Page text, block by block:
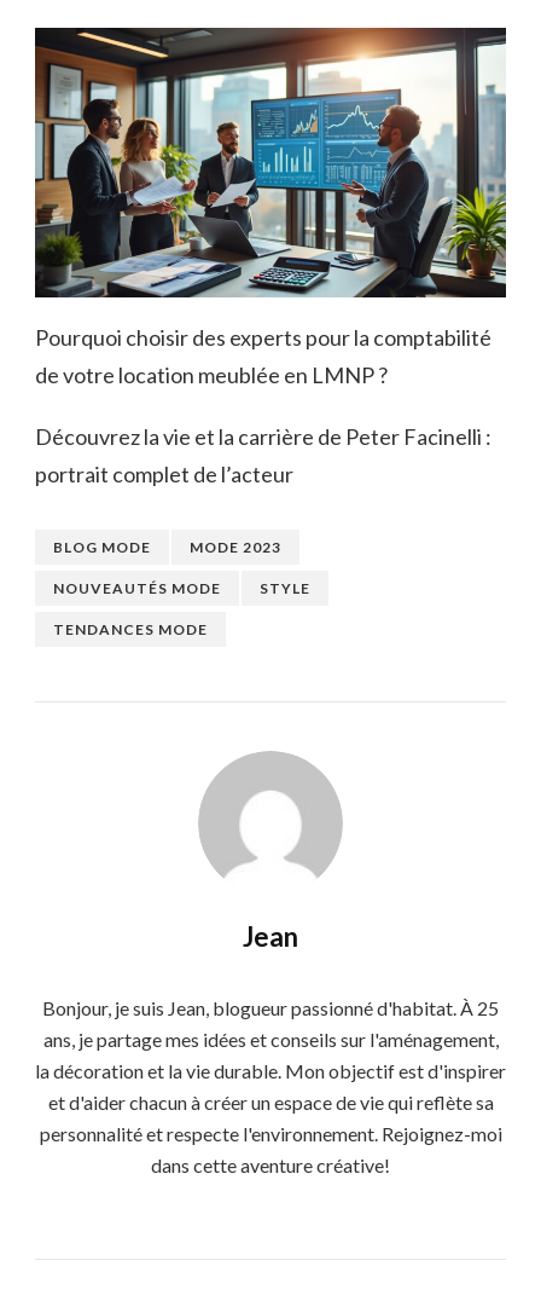
Pourquoi choisir des experts pour la comptabilité
de votre location meublée en LMNP ?
Découvrez la vie et la carrière de Peter Facinelli :
portrait complet de l’acteur
BLOG MODE MODE 2023
NOUVEAUTÉS MODE STYLE
TENDANCES MODE
Jean
Bonjour, je suis Jean, blogueur passionné d'habitat. À 25
ans, je partage mes idées et conseils sur l'aménagement,
la décoration et la vie durable. Mon objectif est d'inspirer
et d'aider chacun à créer un espace de vie qui reflète sa
personnalité et respecte l'environnement. Rejoignez-moi
dans cette aventure créative!